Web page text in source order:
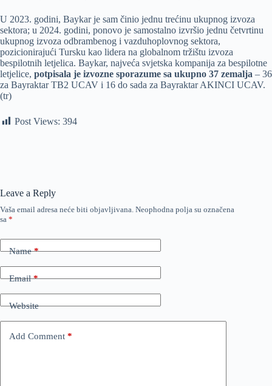
U 2023. godini, Baykar je sam činio jednu trećinu ukupnog izvoza
sektora; u 2024. godini, ponovo je samostalno izvršio jednu četvrtinu
ukupnog izvoza odbrambenog i vazduhoplovnog sektora,
pozicionirajući Tursku kao lidera na globalnom tržištu izvoza
bespilotnih letjelica. Baykar, najveća svjetska kompanija za bespilotne
letjelice, potpisala je izvozne sporazume sa ukupno 37 zemalja – 36
za Bayraktar TB2 UCAV i 16 do sada za Bayraktar AKINCI UCAV.
(tr)
Post Views: 394
Leave a Reply
Vaša email adresa neće biti objavljivana. Neophodna polja su označena
sa *
Name*
Email*
Website
Add Comment *